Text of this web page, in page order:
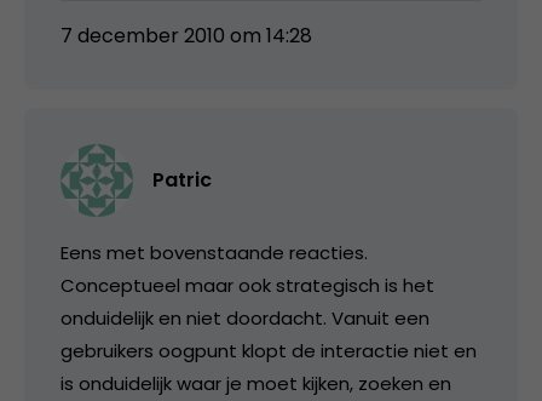
7 december 2010 om 14:28
Patric
Eens met bovenstaande reacties.
Conceptueel maar ook strategisch is het
onduidelijk en niet doordacht. Vanuit een
gebruikers oogpunt klopt de interactie niet en
is onduidelijk waar je moet kijken, zoeken en